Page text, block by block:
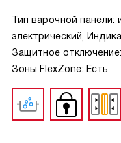
Тип варочной панели:
электрический,
Защитное
Зоны FlexZone: Есть